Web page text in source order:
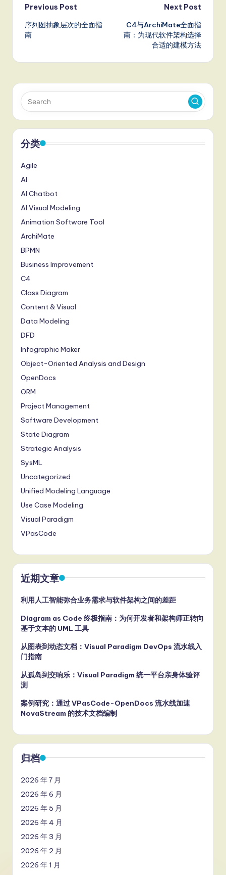
Post
navigation
Previous Post
序列图抽象层次的全面指
南
Next Post
C4与ArchiMate全面指
南：为现代软件架构选择
合适的建模方法
分类
Agile
AI
AI Chatbot
AI Visual Modeling
Animation Software Tool
ArchiMate
BPMN
Business Improvement
C4
Class Diagram
Content & Visual
Data Modeling
DFD
Infographic Maker
Object-Oriented Analysis and Design
OpenDocs
ORM
Project Management
Software Development
State Diagram
Strategic Analysis
SysML
Uncategorized
Unified Modeling Language
Use Case Modeling
Visual Paradigm
VPasCode
近期文章
利用人工智能弥合业务需求与软件架构之间的差距
Diagram as Code 终极指南：为何开发者和架构师正转向
基于文本的 UML 工具
从图表到动态文档：Visual Paradigm DevOps 流水线入
门指南
从孤岛到交响乐：Visual Paradigm 统一平台亲身体验评
测
案例研究：通过 VPasCode-OpenDocs 流水线加速
NovaStream 的技术文档编制
归档
2026 年 7 月
2026 年 6 月
2026 年 5 月
2026 年 4 月
2026 年 3 月
2026 年 2 月
2026 年 1 月